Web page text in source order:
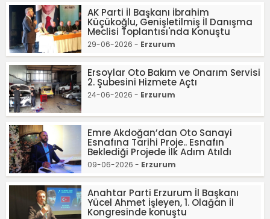
AK Parti İl Başkanı İbrahim
Küçükoğlu, Genişletilmiş İl Danışma
Meclisi Toplantısı'nda Konuştu
29-06-2026 - Erzurum
Ersoylar Oto Bakım ve Onarım Servisi
2. Şubesini Hizmete Açtı
24-06-2026 - Erzurum
Emre Akdoğan’dan Oto Sanayi
Esnafına Tarihi Proje.. Esnafın
Beklediği Projede İlk Adım Atıldı
09-06-2026 - Erzurum
Anahtar Parti Erzurum İl Başkanı
Yücel Ahmet İşleyen, 1. Olağan İl
Kongresinde konuştu